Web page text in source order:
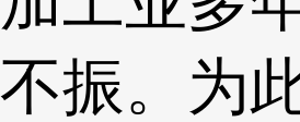
不振。为